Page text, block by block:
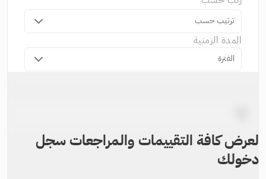
ترتيب حسب
المدة الزمنية
الفترة
لعرض كافة التقييمات والمراجعات سجل
دخولك